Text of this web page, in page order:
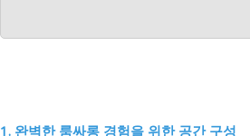
1. 완벽한 룸싸롱 경험을 위한 공간 구성